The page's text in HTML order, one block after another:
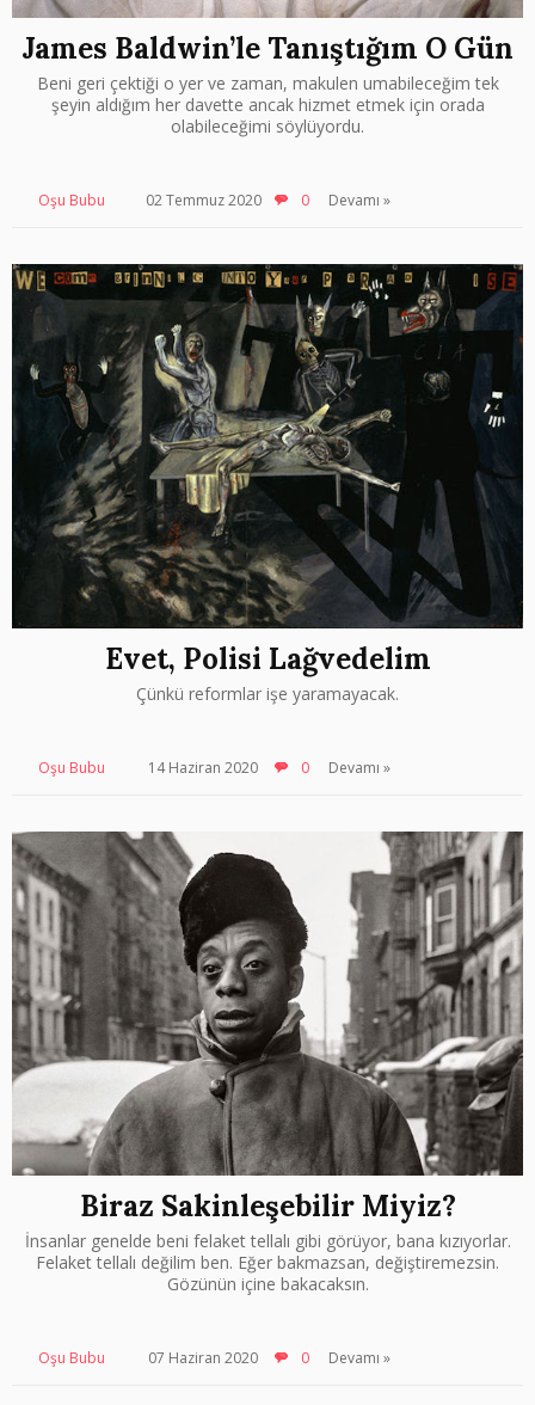
James Baldwin’le Tanıştığım O Gün
Beni geri çektiği o yer ve zaman, makulen umabileceğim tek
şeyin aldığım her davette ancak hizmet etmek için orada
olabileceğimi söylüyordu.
Oşu Bubu 02 Temmuz 2020 0 Devamı »
Evet, Polisi Lağvedelim
Çünkü reformlar işe yaramayacak.
Oşu Bubu 14 Haziran 2020 0 Devamı »
Biraz Sakinleşebilir Miyiz?
İnsanlar genelde beni felaket tellalı gibi görüyor, bana kızıyorlar.
Felaket tellalı değilim ben. Eğer bakmazsan, değiştiremezsin.
Gözünün içine bakacaksın.
Oşu Bubu 07 Haziran 2020 0 Devamı »